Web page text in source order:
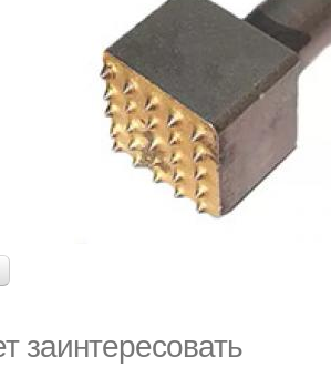
заинтересовать